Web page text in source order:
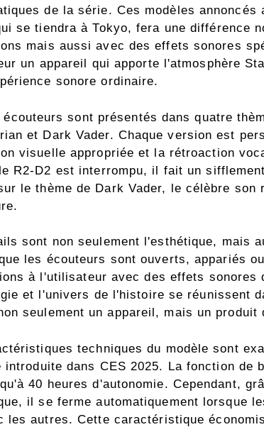
de la série. Ces modèles
se tiendra à Tokyo, fera une différence
mais aussi avec des effets sonores
un appareil qui apporte l'atmosphère
sonore ordinaire.
écouteurs sont présentés dans quatre
et Dark Vader. Chaque version est
visuelle appropriée et la rétroaction
R2-D2 est interrompu, il fait un
le thème de Dark Vader, le célèbre son
sont non seulement l'esthétique, mais
les écouteurs sont ouverts, appariés
à l'utilisateur avec des effets
et l'univers de l'histoire se réunissent
seulement un appareil, mais un produit
techniques du modèle sont
introduite dans CES 2025. La fonction de
40 heures d'autonomie. Cependant,
il se ferme automatiquement lorsque
les autres. Cette caractéristique